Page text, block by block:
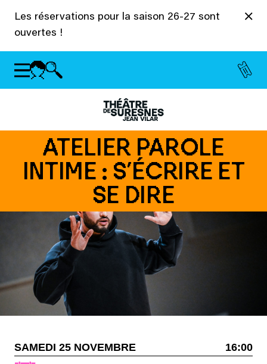
Les réservations pour la saison 26-27 sont
ouvertes !
ATELIER PAROLE
INTIME : S’ÉCRIRE ET
SE DIRE
SAMEDI 25 NOVEMBRE 16:00